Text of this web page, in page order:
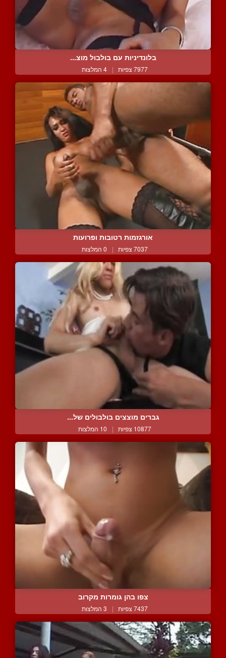
בלונדיניות עם בולבול מוצ...
7977 צפיות | 4 המלצות
אורגזמות רטובות ופרועות
7037 צפיות | 0 המלצות
גברים מוצצים בולבולים של...
10877 צפיות | 10 המלצות
צפו בהן גומרות מקרוב
7437 צפיות | 3 המלצות